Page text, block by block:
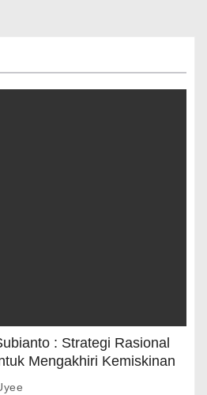
: Strategi Rasional
Mengakhiri Kemiskinan